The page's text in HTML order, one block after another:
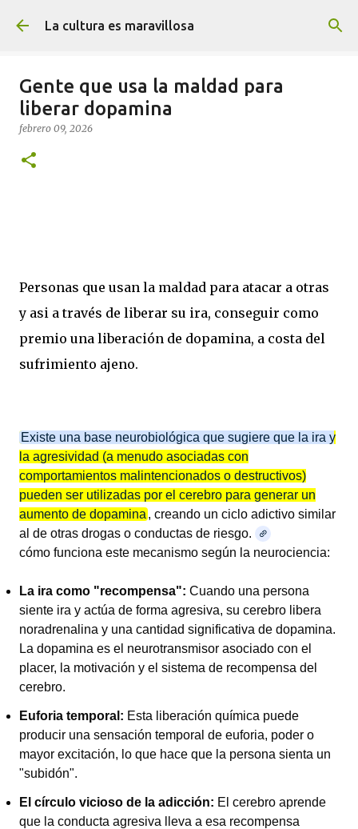
Ir al contenido principal
La cultura es maravillosa
Gente que usa la maldad para
liberar dopamina
febrero 09, 2026
Personas que usan la maldad para atacar a otras
y asi a través de liberar su ira, conseguir como
premio una liberación de dopamina, a costa del
sufrimiento ajeno.
Existe una base neurobiológica que sugiere que la ira y
la agresividad (a menudo asociadas con
comportamientos malintencionados o destructivos)
pueden ser utilizadas por el cerebro para generar un
aumento de dopamina , creando un ciclo adictivo similar
al de otras drogas o conductas de riesgo.
cómo funciona este mecanismo según la neurociencia:
La ira como "recompensa": Cuando una persona
siente ira y actúa de forma agresiva, su cerebro libera
noradrenalina y una cantidad significativa de dopamina.
La dopamina es el neurotransmisor asociado con el
placer, la motivación y el sistema de recompensa del
cerebro.
Euforia temporal: Esta liberación química puede
producir una sensación temporal de euforia, poder o
mayor excitación, lo que hace que la persona sienta un
"subidón".
El círculo vicioso de la adicción: El cerebro aprende
que la conducta agresiva lleva a esa recompensa